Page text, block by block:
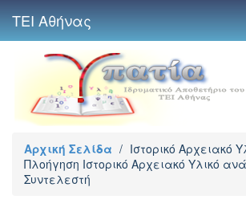
ΤΕΙ Αθήνας
Αρχική Σελίδα / Ιστορικό Αρχειακό
Πλοήγηση Ιστορικό Αρχειακό Υλικό ανά
Συντελεστή